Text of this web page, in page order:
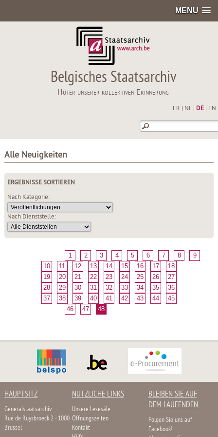
MENU
Belgisches Staatsarchiv
Hüter unserer kollektiven Erinnerung
FR NL| DE| EN
Alle Neuigkeiten
ERGEBNISSE SORTIEREN
Nach Kategorie:
Nach Dienststelle:
1 2 3 4 5 6 7 8
9
10
11 12 13 14 15 16 17
18
19
20 21 22 23 24 25 26
27
28
29 30 31 32 33 34 35
36
37
38 39 40 41 42 43 44
45
46
47 48
HAUPTSITZ
Generalstaatsarchiv
Rue de Ruysbroeck 2 - 1000
Brüssel
NÜTZLICHE LINKS
Unsere Lesesäle
Öffnungszeiten
Kontakt
BLEIBEN SIE AUF
DEM LAUFENDEN
Folgen Sie uns auf
Facebook!